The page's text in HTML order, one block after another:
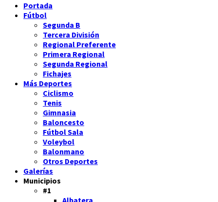
Portada
Fútbol
Segunda B
Tercera División
Regional Preferente
Primera Regional
Segunda Regional
Fichajes
Más Deportes
Ciclismo
Tenis
Gimnasia
Baloncesto
Fútbol Sala
Voleybol
Balonmano
Otros Deportes
Galerías
Municipios
#1